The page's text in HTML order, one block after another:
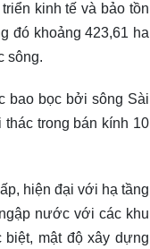
kinh tế và bảo tồn
đó khoảng 423,61 ha
sông.
bao bọc bởi sông Sài
trong bán kính 10
hiện đại với hạ tầng
nước với các khu
mật độ xây dựng